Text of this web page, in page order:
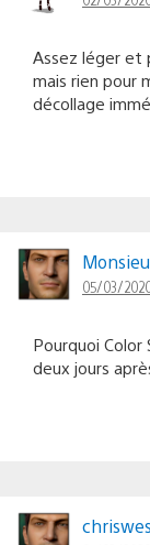
Assez léger et
mais rien pour
décollage
05/03/
Pourquoi Color
deux jours